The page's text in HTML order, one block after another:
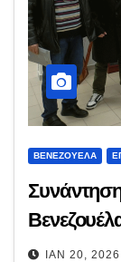
ΒΕΝΕΖΟΥΈΛΑ
ΙΑΝ 20, 2026